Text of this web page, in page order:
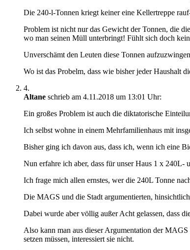
Die 240-l-Tonnen kriegt keiner eine Kellertreppe
Problem ist nicht nur das Gewicht der Tonnen, die
wo man seinen Müll unterbringt! Fühlt sich doch
Unverschämt den Leuten diese Tonnen
Wo ist das Probelm, dass wie bisher jeder Haushalt
4.
Altane schrieb am 4.11.2018 um 13:01 Uhr:
Ein großes Problem ist auch die diktatorische
Ich selbst wohne in einem Mehrfamilienhaus mit
Bisher ging ich davon aus, dass ich, wenn ich eine
Nun erfahre ich aber, dass für unser Haus 1 x 240L-
Ich frage mich allen ernstes, wer die 240L Tonne
Die MAGS und die Stadt argumentierten,
Dabei wurde aber völlig außer Acht gelassen, dass
Also kann man aus dieser Argumentation der
setzen müssen, interessiert sie nicht.